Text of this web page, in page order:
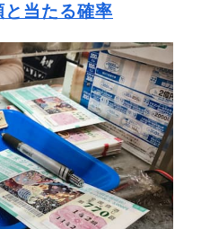
当たる確率